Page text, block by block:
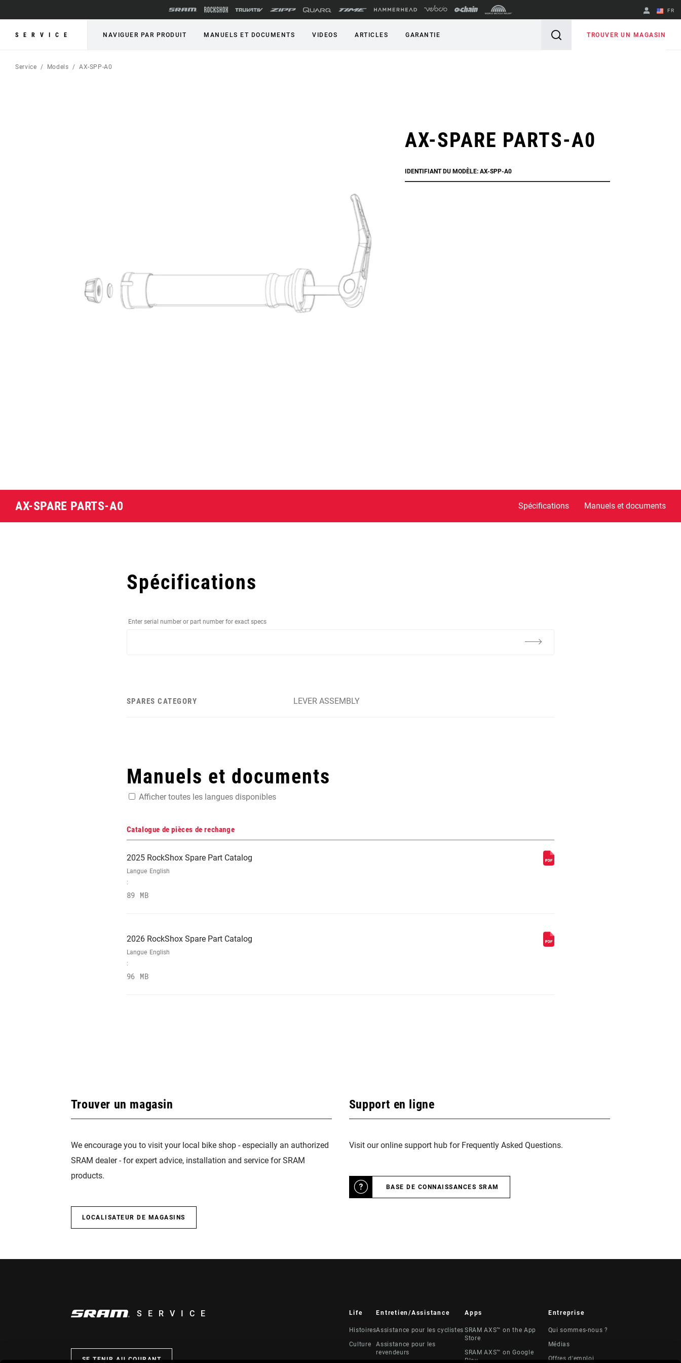
FR
English
SERVICE NAVIGUER PAR PRODUIT MANUELS ET DOCUMENTS VIDEOS ARTICLES GARANTIE TROUVER UN MAGASIN
Service Models AX-SPP-A0
AX-SPARE PARTS-A0
IDENTIFIANT DU MODÈLE: AX-SPP-A0
AX-SPARE PARTS-A0 Spécifications Manuels et documents
Spécifications
Enter serial number or part number for exact specs
SPARES CATEGORY LEVER ASSEMBLY
Manuels et documents
Afficher toutes les langues disponibles
Catalogue de pièces de rechange
2025 RockShox Spare Part Catalog
Langue
:
English
89 MB
2026 RockShox Spare Part Catalog
Langue
:
English
96 MB
Trouver un magasin
We encourage you to visit your local bike shop - especially an authorized
SRAM dealer - for expert advice, installation and service for SRAM
products.
LOCALISATEUR DE MAGASINS
Support en ligne
Visit our online support hub for Frequently Asked Questions.
BASE DE CONNAISSANCES SRAM
SERVICE
SE TENIR AU COURANT
Life
Histoires
Culture
Entretien/Assistance
Assistance pour les cyclistes
Assistance pour les
revendeurs
Apps
SRAM AXS™ on the App
Store
SRAM AXS™ on Google
Play
Entreprise
Qui sommes-nous ?
Médias
Offres d'emploi